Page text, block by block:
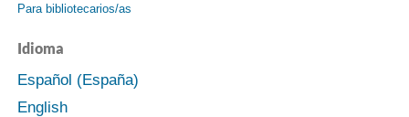
Para bibliotecarios/as
Idioma
Español (España)
English